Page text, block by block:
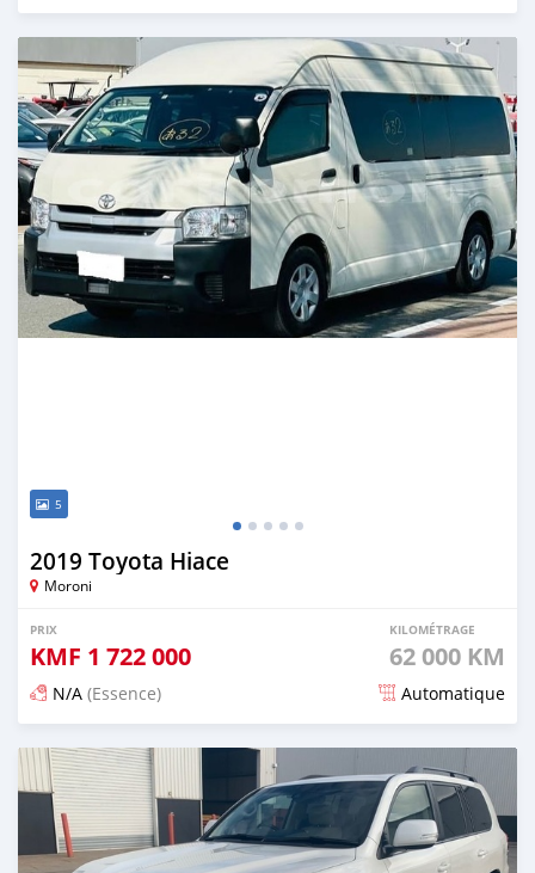
Publié il y a 17 jours
5
2019 Toyota Hiace
Moroni
PRIX
KMF 1 722 000
KILOMÉTRAGE
62 000 KM
N/A (Essence) Automatique
Publié il y a 19 jours